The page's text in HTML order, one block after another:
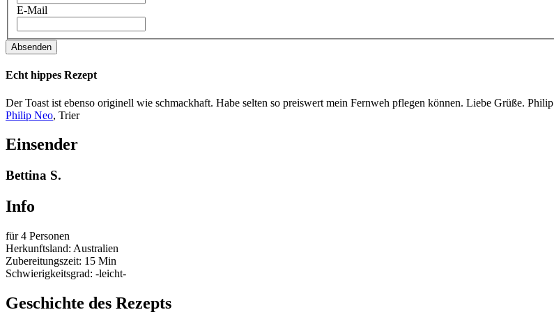
E-Mail
Absenden
Echt hippes Rezept
Der Toast ist ebenso originell wie schmackhaft. Habe selten so preiswert mein Fernweh pflegen können. Liebe Grüße. Philip
Philip Neo, Trier
Einsender
Bettina S.
Info
für 4 Personen
Herkunftsland: Australien
Zubereitungszeit: 15 Min
Schwierigkeitsgrad: -leicht-
Geschichte des Rezepts